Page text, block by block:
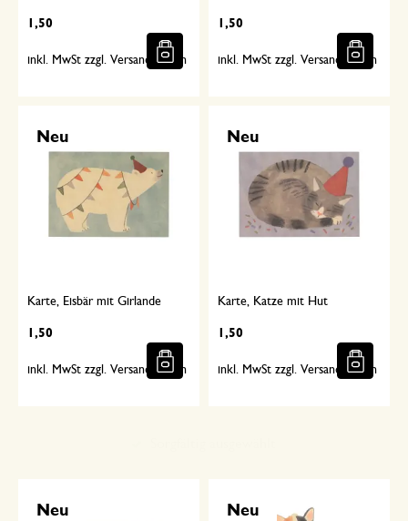
1,50
inkl. MwSt zzgl. Versandkosten
1,50
inkl. MwSt zzgl. Versandkosten
Neu
Karte, Eisbär mit Girlande
1,50
inkl. MwSt zzgl. Versandkosten
Neu
Karte, Katze mit Hut
1,50
inkl. MwSt zzgl. Versandkosten
Neu Neu